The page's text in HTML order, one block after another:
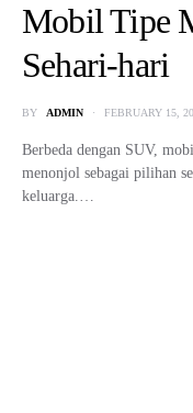
Mobil Tipe
Sehari-hari
BY ADMIN FEBRUARY 15,
Berbeda dengan SUV,
menonjol sebagai pilihan
keluarga.…